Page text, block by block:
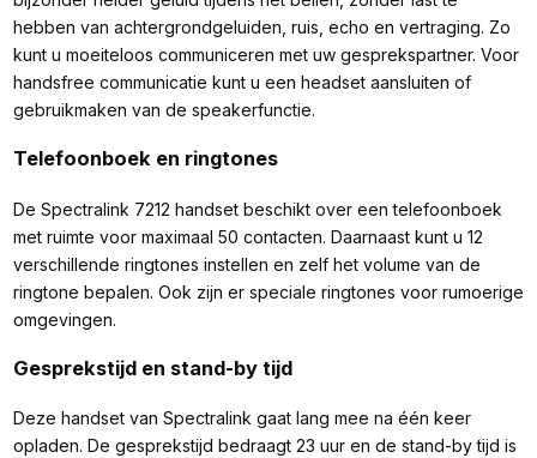
hebben van achtergrondgeluiden, ruis, echo en vertraging. Zo
kunt u moeiteloos communiceren met uw gesprekspartner. Voor
handsfree communicatie kunt u een headset aansluiten of
gebruikmaken van de speakerfunctie.
Telefoonboek en ringtones
De Spectralink 7212 handset beschikt over een telefoonboek
met ruimte voor maximaal 50 contacten. Daarnaast kunt u 12
verschillende ringtones instellen en zelf het volume van de
ringtone bepalen. Ook zijn er speciale ringtones voor rumoerige
omgevingen.
Gesprekstijd en stand-by tijd
Deze handset van Spectralink gaat lang mee na één keer
opladen. De gesprekstijd bedraagt 23 uur en de stand-by tijd is